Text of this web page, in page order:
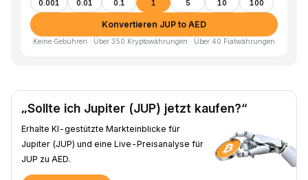
0.001 0.01 0.1 1 5 10 100
Konvertieren JUP to AED
Keine Gebühren · Über 350 Kryptowährungen · Über 40 Fiatwährungen
„Sollte ich Jupiter (JUP) jetzt kaufen?“
Erhalte KI-gestützte Markteinblicke für
Jupiter (JUP) und eine Live-Preisanalyse für
JUP zu AED.